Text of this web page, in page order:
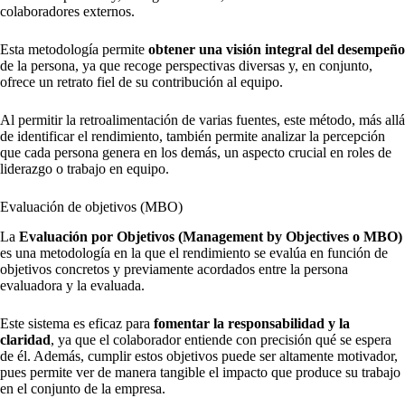
colaboradores externos.
Esta metodología permite obtener una visión integral del desempeño
de la persona, ya que recoge perspectivas diversas y, en conjunto,
ofrece un retrato fiel de su contribución al equipo.
Al permitir la retroalimentación de varias fuentes, este método, más allá
de identificar el rendimiento, también permite analizar la percepción
que cada persona genera en los demás, un aspecto crucial en roles de
liderazgo o trabajo en equipo.
Evaluación de objetivos (MBO)
La Evaluación por Objetivos (Management by Objectives o MBO)
es una metodología en la que el rendimiento se evalúa en función de
objetivos concretos y previamente acordados entre la persona
evaluadora y la evaluada.
Este sistema es eficaz para fomentar la responsabilidad y la
claridad, ya que el colaborador entiende con precisión qué se espera
de él. Además, cumplir estos objetivos puede ser altamente motivador,
pues permite ver de manera tangible el impacto que produce su trabajo
en el conjunto de la empresa.